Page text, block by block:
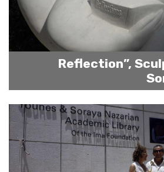
“Reflection”,